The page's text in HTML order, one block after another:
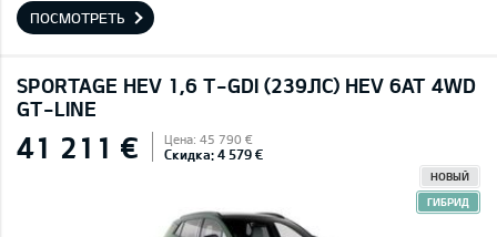
ПОСМОТРЕТЬ
SPORTAGE HEV 1,6 T-GDI (239ЛС) HEV 6AT 4WD
GT-LINE
41 211 € Цена: 45 790 €
Скидка: 4 579 €
НОВЫЙ
ГИБРИД